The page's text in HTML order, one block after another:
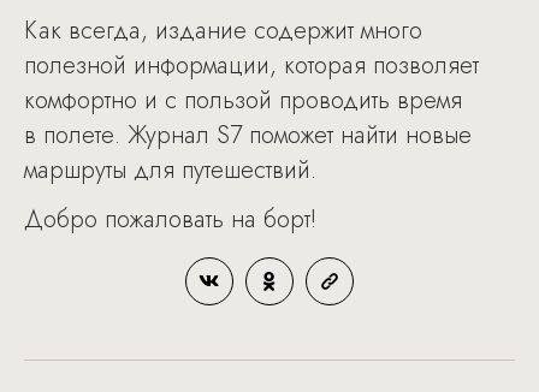
Как всегда, издание содержит много
полезной информации, которая позволяет
комфортно и с пользой проводить время
в полете. Журнал S7 поможет найти новые
маршруты для путешествий.
Добро пожаловать на борт!